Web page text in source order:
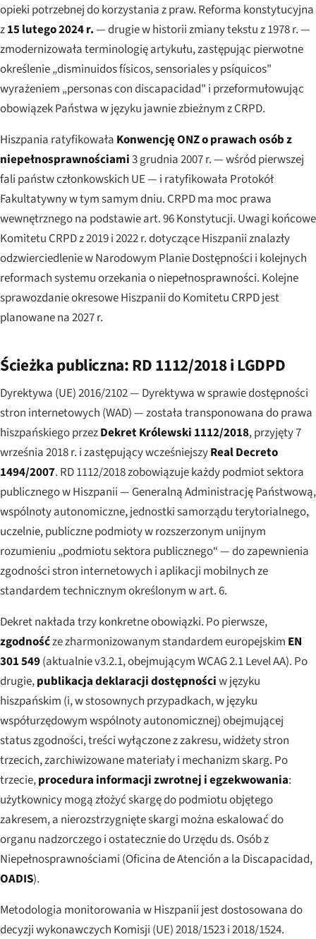
opieki potrzebnej do korzystania z praw. Reforma konstytucyjna
z15 lutego 2024 r.— drugie w historii zmiany tekstu z 1978 r. —
zmodernizowała terminologię artykułu, zastępując pierwotne
określenie „disminuidos físicos, sensoriales y psíquicos"
wyrażeniem „personas con discapacidad" i przeformułowując
obowiązek Państwa w języku jawnie zbieżnym z CRPD.
Hiszpania ratyfikowała Konwencję ONZ o prawach osób z
niepełnosprawnościami3 grudnia 2007 r. — wśród pierwszej
fali państw członkowskich UE — i ratyfikowała Protokół
Fakultatywny w tym samym dniu. CRPD ma moc prawa
wewnętrznego na podstawie art. 96 Konstytucji. Uwagi końcowe
Komitetu CRPD z 2019 i 2022 r. dotyczące Hiszpanii znalazły
odzwierciedlenie w Narodowym Planie Dostępności i kolejnych
reformach systemu orzekania o niepełnosprawności. Kolejne
sprawozdanie okresowe Hiszpanii do Komitetu CRPD jest
planowane na 2027 r.
Ścieżka publiczna: RD 1112/2018 i LGDPD
Dyrektywa (UE) 2016/2102 — Dyrektywa w sprawie dostępności
stron internetowych (WAD) — została transponowana do prawa
hiszpańskiego przezDekret Królewski 1112/2018, przyjęty 7
września 2018 r. i zastępujący wcześniejszyReal Decreto
1494/2007. RD 1112/2018 zobowiązuje każdy podmiot sektora
publicznego w Hiszpanii — Generalną Administrację Państwową,
wspólnoty autonomiczne, jednostki samorządu terytorialnego,
uczelnie, publiczne podmioty w rozszerzonym unijnym
rozumieniu „podmiotu sektora publicznego“ — do zapewnienia
zgodności stron internetowych i aplikacji mobilnych ze
standardem technicznym określonym w art. 6.
Dekret nakłada trzy konkretne obowiązki. Po pierwsze,
zgodnośćze zharmonizowanym standardem europejskim EN
301 549(aktualnie v3.2.1, obejmującym WCAG 2.1 Level AA). Po
drugie,publikacja deklaracji dostępnościw języku
hiszpańskim (i, w stosownych przypadkach, w języku
współurzędowym wspólnoty autonomicznej) obejmującej
status zgodności, treści wyłączone z zakresu, widżety stron
trzecich, zarchiwizowane materiały i mechanizm skarg. Po
trzecie,procedura informacji zwrotnej i egzekwowania:
użytkownicy mogą złożyć skargę do podmiotu objętego
zakresem, a nierozstrzygnięte skargi można eskalować do
organu nadzorczego i ostatecznie do Urzędu ds. Osób z
Niepełnosprawnościami (Oficina de Atención a la Discapacidad,
OADIS).
Metodologia monitorowania w Hiszpanii jest dostosowana do
decyzji wykonawczych Komisji (UE) 2018/1523 i 2018/1524.